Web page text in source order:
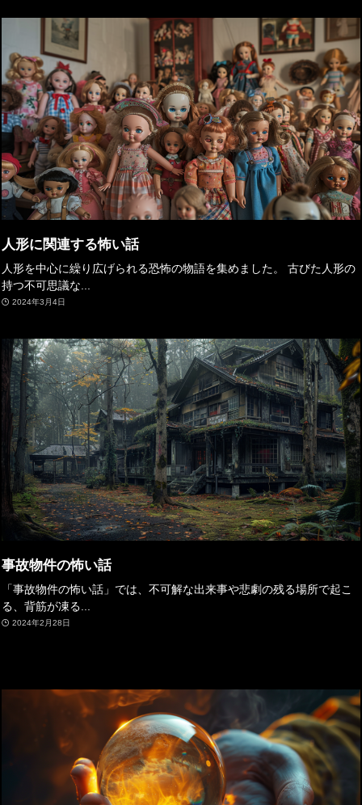
人形に関連する怖い話
人形を中心に繰り広げられる恐怖の物語を集めました。 古びた人形の
持つ不可思議な...
2024年3月4日
事故物件の怖い話
「事故物件の怖い話」では、不可解な出来事や悲劇の残る場所で起こ
る、背筋が凍る...
2024年2月28日